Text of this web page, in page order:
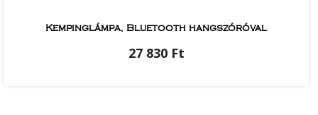
Kempinglámpa, Bluetooth hangszóróval
27 830 Ft